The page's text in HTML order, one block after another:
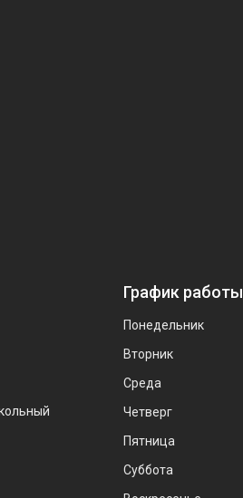
График работы
Понедельник
Вторник
Среда
Четверг
Пятница
Суббота